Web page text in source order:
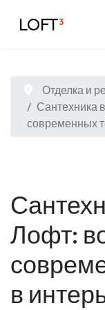
LOFT³
Отделка и
Сантехника
современных
Лофт:
в